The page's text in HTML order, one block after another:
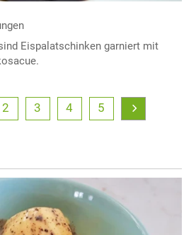
Eispalatschinken garniert mit
2 3 4 5